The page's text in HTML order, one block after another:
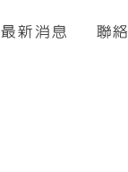
最新消息 聯